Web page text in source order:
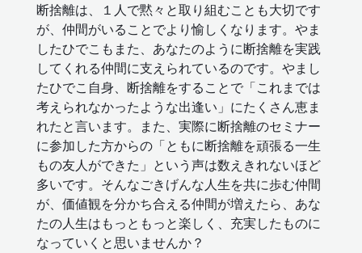
断捨離は、１人で黙々と取り組むことも大切です
が、仲間がいることでより愉しくなります。やま
したひでこもまた、あなたのように断捨離を実践
してくれる仲間に支えられているのです。やまし
たひでこ自身、断捨離をすることで「これまでは
考えられなかったような出逢い」にたくさん恵ま
れたと言います。また、実際に断捨離のセミナー
に参加した方からの「ともに断捨離を頑張る一生
もの友人ができた」という声は数えきれないほど
多いです。そんなごきげんな人生を共に歩む仲間
が、価値観を分かち合える仲間が増えたら、あな
たの人生はもっともっと楽しく、充実したものに
なっていくと思いませんか？